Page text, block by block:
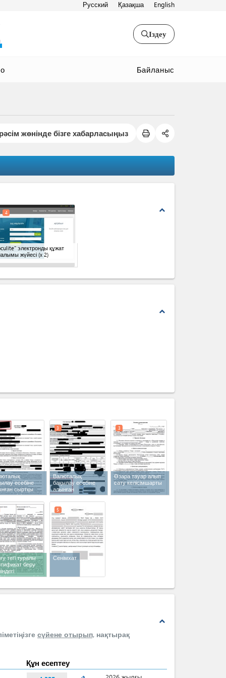
Русский Қазақша English
Іздеу
Байланыс
жөнінде бізге хабарласыңыз
expand_less
электронды құжат
жүйесі (x 2)
4
expand_less
expand_less
есебіне
сыртқы
келісімшарты
Валюталық
бақылау есебіне
алынған
коммерциялық
шот-фактура
3
Өзара тауар алып
сату келісімшарты
3
тегі туралы
беру
мәтіні
Сенімхат
5
expand_less
сүйене отырып, нақтырақ
Құн есептеу